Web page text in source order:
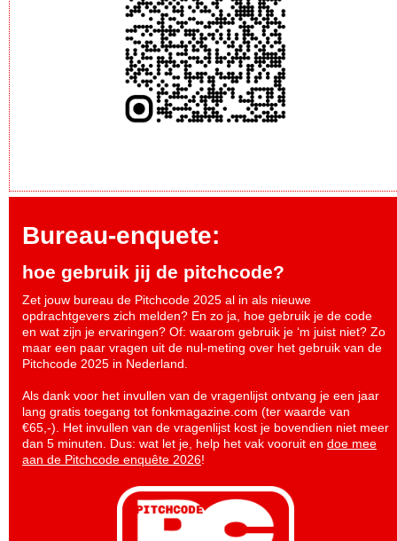
Bureau-enquete:
hoe gebruik jij de pitchcode?
Zet jouw bureau de Pitchcode 2025 al in als nieuwe
opdrachtgevers zich melden? En zo ja, hoe gebruik je de code
en wat zijn je ervaringen? Of: waarom gebruik je ‘m juist niet? Zo
maar een paar vragen uit de nul-meting over het gebruik van de
Pitchcode 2025 in Nederland.
Als dank voor het invullen van de vragenlijst ontvang je een jaar
lang gratis toegang tot fonkmagazine.com (ter waarde van
€65,-). Het invullen van de vragenlijst kost je bovendien niet meer
dan 5 minuten. Dus: wat let je, help het vak vooruit en doe mee
aan de Pitchcode enquête 2026!